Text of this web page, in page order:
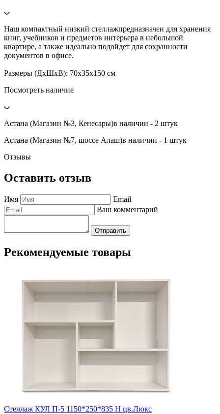
Наш компактный низкий стеллажпредназначен для хранения
книг, учебников и предметов интерьера в небольшой
квартире, а также идеально подойдет для сохранности
документов в офисе.
Размеры (ДхШхВ): 70х35х150 см
Посмотреть наличие
Астана (Магазин №3, Кенесары)в наличии - 2 штук
Астана (Магазин №7, шоссе Алаш)в наличии - 1 штук
Отзывы
Оставить отзыв
Имя
Email
Ваш комментарий
Отправить
Рекомендуемые товары
Стеллаж КУЛ П-5 1150*250*835 Н цв.Люкс